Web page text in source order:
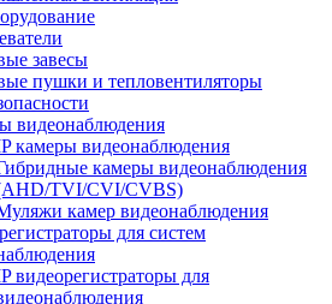
завесы
пушки и тепловентиляторы
видеонаблюдения
камеры видеонаблюдения
камеры видеонаблюдения
TVI/CVI/CVBS)
камер видеонаблюдения
для систем
видеорегистраторы для